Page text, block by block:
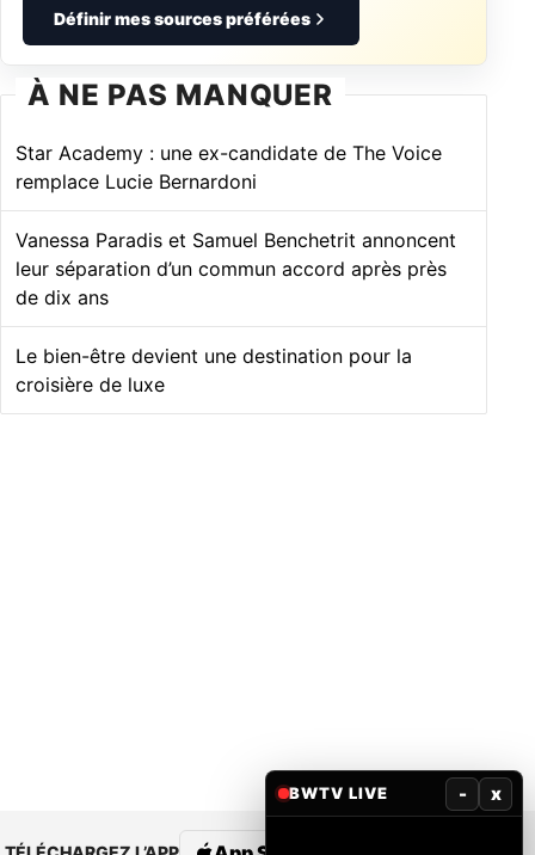
Définir mes sources préférées
À NE PAS MANQUER
Star Academy : une ex-candidate de The Voice
remplace Lucie Bernardoni
Vanessa Paradis et Samuel Benchetrit annoncent
leur séparation d’un commun accord après près
de dix ans
Le bien-être devient une destination pour la
croisière de luxe
BWTV LIVE - x